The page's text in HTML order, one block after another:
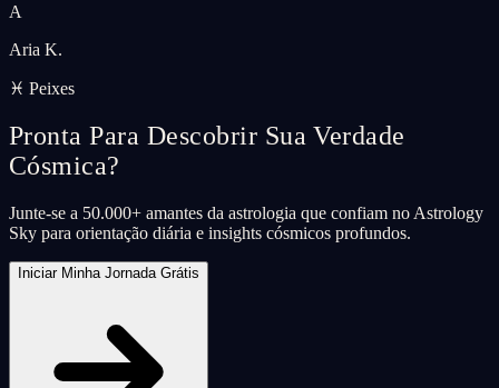
A
Aria K.
♓ Peixes
Pronta Para Descobrir Sua Verdade
Cósmica?
Junte-se a 50.000+ amantes da astrologia que confiam no Astrology
Sky para orientação diária e insights cósmicos profundos.
Iniciar Minha Jornada Grátis